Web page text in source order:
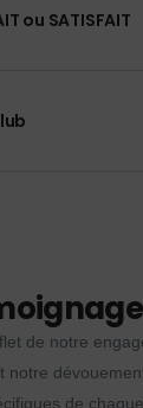
ou SATISFAIT
de notre
notre
de